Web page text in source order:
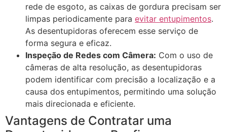
rede de esgoto, as caixas de gordura precisam ser
limpas periodicamente para evitar entupimentos.
As desentupidoras oferecem esse serviço de
forma segura e eficaz.
Inspeção de Redes com Câmera: Com o uso de
câmeras de alta resolução, as desentupidoras
podem identificar com precisão a localização e a
causa dos entupimentos, permitindo uma solução
mais direcionada e eficiente.
Vantagens de Contratar uma